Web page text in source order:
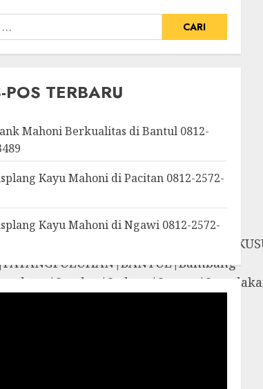
POS TERBARU
Mahoni Berkualitas di Bantul 0812-
Kayu Mahoni di Pacitan 0812-2572-
Kayu Mahoni di Ngawi 0812-2572-